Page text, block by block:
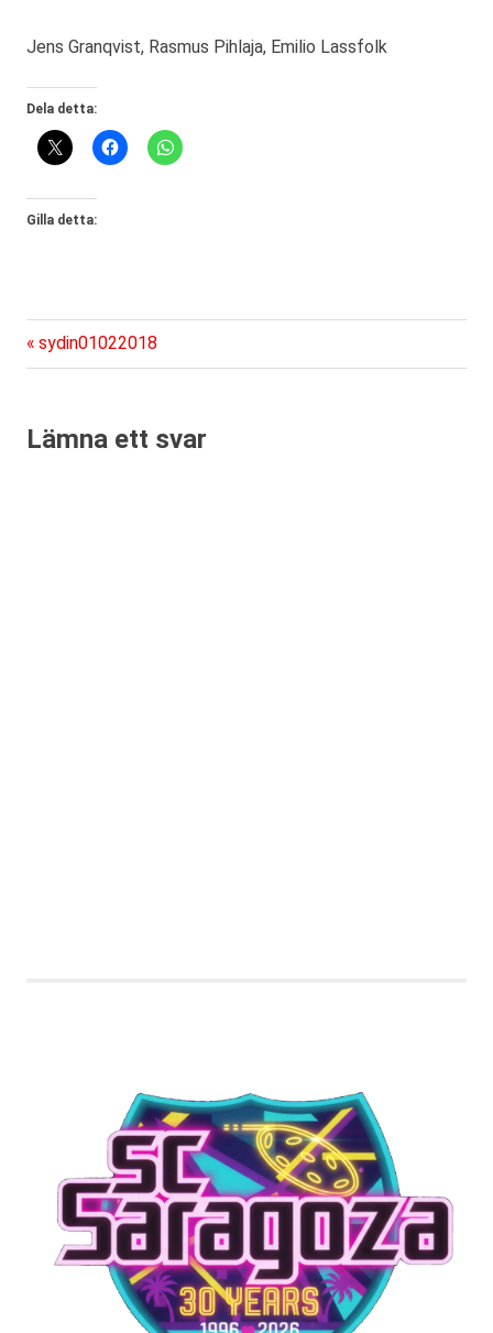
Jens Granqvist, Rasmus Pihlaja, Emilio Lassfolk
Dela detta:
Gilla detta:
Inläggsnavigering
Föregående
inlägg:
sydin01022018
Lämna ett svar